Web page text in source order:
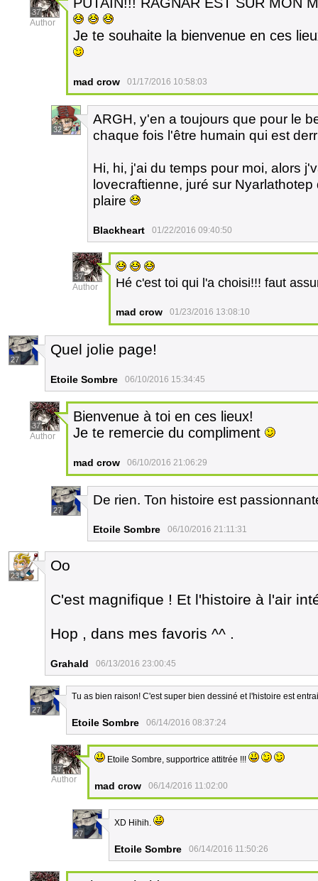
37
Author
Je te souhaite la bienvenue en ces
mad crow 01/17/2016 10:58:03
32
ARGH, y'en a toujours que pour le
chaque fois l'être humain qui est
Hi, hi, j'ai du temps pour moi, alors
lovecraftienne, juré sur
plaire
Blackheart 01/22/2016 09:40:50
37
Author Hé c'est toi qui l'a choisi!!! faut
mad crow 01/23/2016 13:08:10
27
Quel jolie page!
Etoile Sombre 06/10/2016 15:34:45
37
Author
Bienvenue à toi en ces lieux!
Je te remercie du compliment
mad crow 06/10/2016 21:06:29
27
De rien. Ton histoire est
Etoile Sombre 06/10/2016 21:11:31
23
Oo
C'est magnifique ! Et l'histoire à l'air
Hop , dans mes favoris ^^ .
Grahald 06/13/2016 23:00:45
27
Tu as bien raison! C'est super bien dessiné et l'histoire est
Etoile Sombre 06/14/2016 08:37:24
37
Author
Etoile Sombre, supportrice attitrée !!!
mad crow 06/14/2016 11:02:00
27
XD Hihih.
Etoile Sombre 06/14/2016 11:50:26